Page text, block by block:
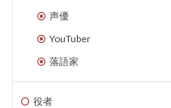
声優
YouTuber
落語家
役者